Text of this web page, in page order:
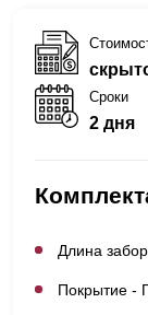
Сроки
2 дня
Длина
Покрытие -